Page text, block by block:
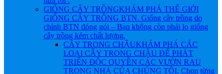
GIỐNG CÂY TRỒNGKHÁM PHÁ THẾ GIỚI
GIỐNG CÂY TRỒNG BTN. Giống cây trồng do
chính BTN đóng gói – Bạn không còn phải lo giống
cây trồng kém chất lượng.
CÂY TRONG CHẬUKHÁM PHÁ CÁC
LOẠI CÂY TRONG CHẬU ĐỂ PHÁT
TRIỂN ĐỘC QUYỀN CÁC VƯỜN RAU
TRONG NHÀ CỦA CHÚNG TÔI. Chọn từng